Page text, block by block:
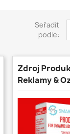
Seřadit
podle:
Zdroj
Reklamy &